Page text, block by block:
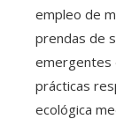
empleo de
prendas de
emergentes
prácticas
ecológica